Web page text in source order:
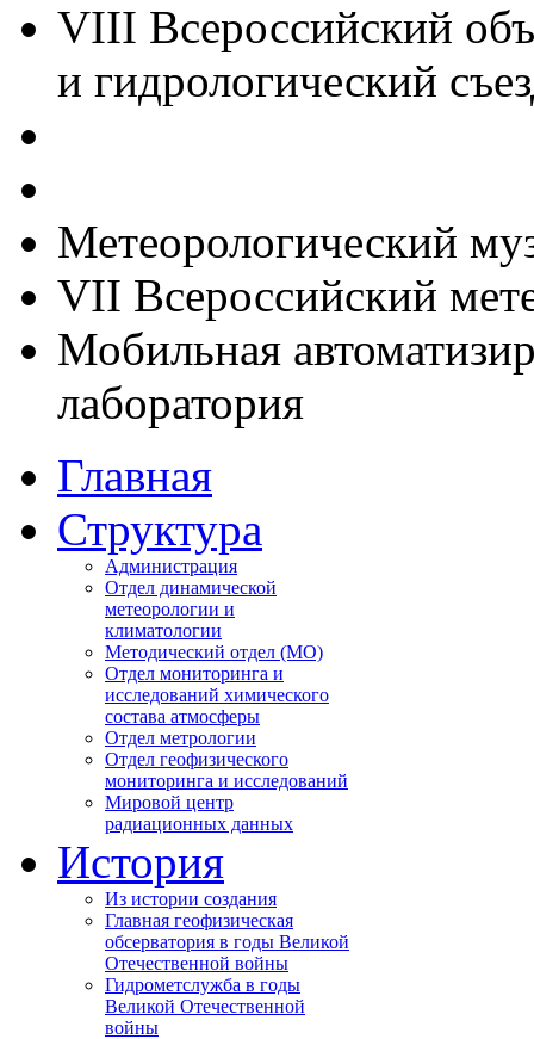
VIII Всероссийский
и гидрологический
Метеорологический
VII Всероссийский
Мобильная
лаборатория
Главная
Структура
Администрация
Отдел динамической
метеорологии и
климатологии
Методический отдел (МО)
Отдел мониторинга и
исследований химического
состава атмосферы
Отдел метрологии
Отдел геофизического
мониторинга и исследований
Мировой центр
радиационных данных
История
Из истории создания
Главная геофизическая
обсерватория в годы Великой
Отечественной войны
Гидрометслужба в годы
Великой Отечественной
войны